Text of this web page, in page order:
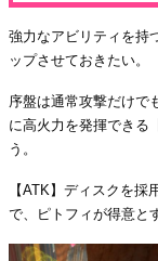
強力なアビリティを持
ップさせておきたい。
序盤は通常攻撃だけで
に高火力を発揮できる
う。
【ATK】ディスクを
で、ピトフィが得意と